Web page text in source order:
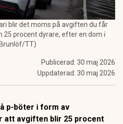
blir det moms på avgiften du får
25 procent dyrare, efter en dom i
TT)
Publicerad: 30 maj 2026
Uppdaterad: 30 maj 2026
p-böter i form av
att avgiften blir 25 procent